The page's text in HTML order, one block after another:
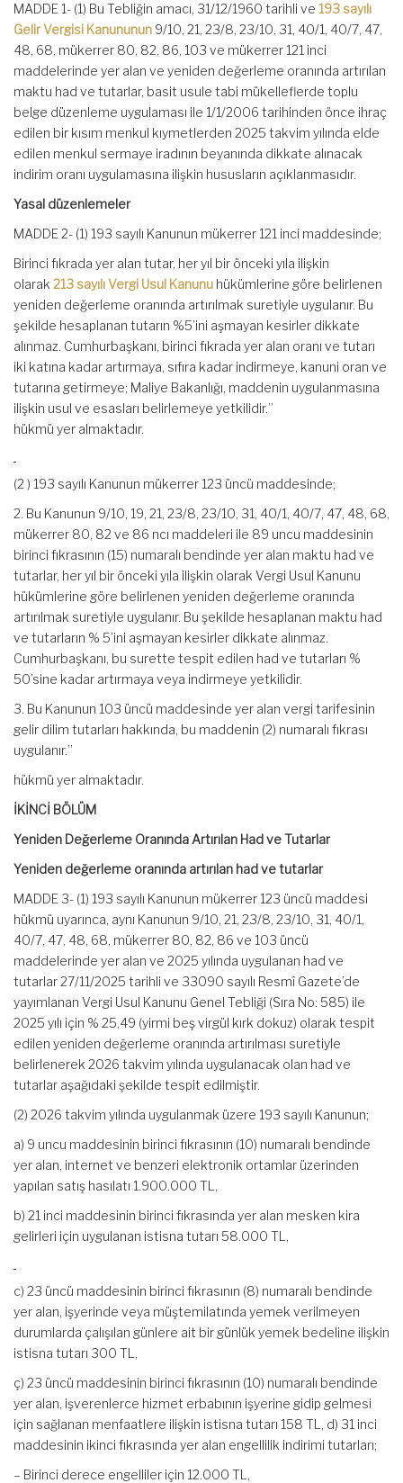
MADDE 1- (1) Bu Tebliğin amacı, 31/12/1960 tarihli ve 193 sayılı
Gelir Vergisi Kanununun 9/10, 21, 23/8, 23/10, 31, 40/1, 40/7, 47,
48, 68, mükerrer 80, 82, 86, 103 ve mükerrer 121 inci
maddelerinde yer alan ve yeniden değerleme oranında artırılan
maktu had ve tutarlar, basit usule tabi mükelleflerde toplu
belge düzenleme uygulaması ile 1/1/2006 tarihinden önce ihraç
edilen bir kısım menkul kıymetlerden 2025 takvim yılında elde
edilen menkul sermaye iradının beyanında dikkate alınacak
indirim oranı uygulamasına ilişkin hususların açıklanmasıdır.
Yasal düzenlemeler
MADDE 2- (1) 193 sayılı Kanunun mükerrer 121 inci maddesinde;
Birinci fıkrada yer alan tutar, her yıl bir önceki yıla ilişkin
olarak 213 sayılı Vergi Usul Kanunu hükümlerine göre belirlenen
yeniden değerleme oranında artırılmak suretiyle uygulanır. Bu
şekilde hesaplanan tutarın %5’ini aşmayan kesirler dikkate
alınmaz. Cumhurbaşkanı, birinci fıkrada yer alan oranı ve tutarı
iki katına kadar artırmaya, sıfıra kadar indirmeye, kanuni oran ve
tutarına getirmeye; Maliye Bakanlığı, maddenin uygulanmasına
ilişkin usul ve esasları belirlemeye yetkilidir.”
hükmü yer almaktadır.
(2 ) 193 sayılı Kanunun mükerrer 123 üncü maddesinde;
2. Bu Kanunun 9/10, 19, 21, 23/8, 23/10, 31, 40/1, 40/7, 47, 48, 68,
mükerrer 80, 82 ve 86 ncı maddeleri ile 89 uncu maddesinin
birinci fıkrasının (15) numaralı bendinde yer alan maktu had ve
tutarlar, her yıl bir önceki yıla ilişkin olarak Vergi Usul Kanunu
hükümlerine göre belirlenen yeniden değerleme oranında
artırılmak suretiyle uygulanır. Bu şekilde hesaplanan maktu had
ve tutarların % 5’ini aşmayan kesirler dikkate alınmaz.
Cumhurbaşkanı, bu surette tespit edilen had ve tutarları %
50’sine kadar artırmaya veya indirmeye yetkilidir.
3. Bu Kanunun 103 üncü maddesinde yer alan vergi tarifesinin
gelir dilim tutarları hakkında, bu maddenin (2) numaralı fıkrası
uygulanır.”
hükmü yer almaktadır.
İKİNCİ BÖLÜM
Yeniden Değerleme Oranında Artırılan Had ve Tutarlar
Yeniden değerleme oranında artırılan had ve tutarlar
MADDE 3- (1) 193 sayılı Kanunun mükerrer 123 üncü maddesi
hükmü uyarınca, aynı Kanunun 9/10, 21, 23/8, 23/10, 31, 40/1,
40/7, 47, 48, 68, mükerrer 80, 82, 86 ve 103 üncü
maddelerinde yer alan ve 2025 yılında uygulanan had ve
tutarlar 27/11/2025 tarihli ve 33090 sayılı Resmî Gazete’de
yayımlanan Vergi Usul Kanunu Genel Tebliği (Sıra No: 585) ile
2025 yılı için % 25,49 (yirmi beş virgül kırk dokuz) olarak tespit
edilen yeniden değerleme oranında artırılması suretiyle
belirlenerek 2026 takvim yılında uygulanacak olan had ve
tutarlar aşağıdaki şekilde tespit edilmiştir.
(2) 2026 takvim yılında uygulanmak üzere 193 sayılı Kanunun;
a) 9 uncu maddesinin birinci fıkrasının (10) numaralı bendinde
yer alan, internet ve benzeri elektronik ortamlar üzerinden
yapılan satış hasılatı 1.900.000 TL,
b) 21 inci maddesinin birinci fıkrasında yer alan mesken kira
gelirleri için uygulanan istisna tutarı 58.000 TL,
c) 23 üncü maddesinin birinci fıkrasının (8) numaralı bendinde
yer alan, işyerinde veya müştemilatında yemek verilmeyen
durumlarda çalışılan günlere ait bir günlük yemek bedeline ilişkin
istisna tutarı 300 TL,
ç) 23 üncü maddesinin birinci fıkrasının (10) numaralı bendinde
yer alan, işverenlerce hizmet erbabının işyerine gidip gelmesi
için sağlanan menfaatlere ilişkin istisna tutarı 158 TL, d) 31 inci
maddesinin ikinci fıkrasında yer alan engellilik indirimi tutarları;
– Birinci derece engelliler için 12.000 TL,